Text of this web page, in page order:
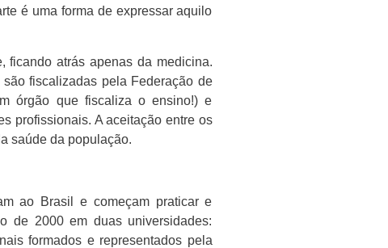
é uma forma de expressar aquilo
ficando atrás apenas da medicina.
fiscalizadas pela Federação de
órgão que fiscaliza o ensino!) e
profissionais. A aceitação entre os
saúde da população.
ao Brasil e começam praticar e
de 2000 em duas universidades:
formados e representados pela